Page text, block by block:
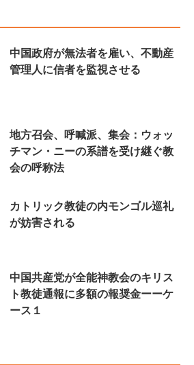
中国政府が無法者を雇い、不動産
管理人に信者を監視させる
地方召会、呼喊派、集会：ウォッ
チマン・ニーの系譜を受け継ぐ教
会の呼称法
カトリック教徒の内モンゴル巡礼
が妨害される
中国共産党が全能神教会のキリス
ト教徒通報に多額の報奨金ーーケ
ース１